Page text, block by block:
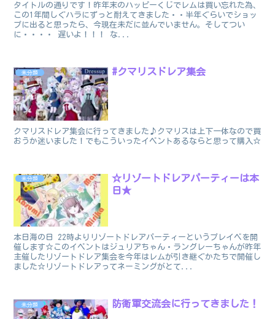
タイトルの通りです！昨年末のハッピーくじでレムは買い忘れた為、
この1年間しぐハラにずっと耐えてきました・・半年ぐらいでショッ
プに出ると思ったら、今現在未だに並んでいません。そしてつい
に・・・・ 遅いよ！！！ な...
未分類 #クマリスドレア集会
クマリスドレア集会に行ってきました♪クマリスは上下一体なので買
おうか迷いました！でもこういったイベントあるならと思って購入☆
未分類
☆リゾートドレアパーティーは本
日★
本日海の日 22時よりリゾートドレアパーティーというプレイベを開
催します☆このイベントはジュリアちゃん・ラングレーちゃんが昨年
主催したリゾートドレア集会を今年はレムが引き継ぐかたちで開催し
ました☆リゾートドレアってネーミングがとて...
未分類 防衛軍交流会に行ってきました！